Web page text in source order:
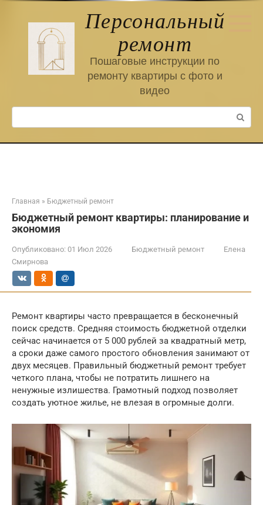
Персональный
ремонт
Пошаговые инструкции по
ремонту квартиры с фото и
видео
Поиск:
Главная » Бюджетный ремонт
Бюджетный ремонт квартиры: планирование и
экономия
Опубликовано: 01 Июл 2026 Бюджетный ремонт
Елена
Смирнова
Ремонт квартиры часто превращается в бесконечный
поиск средств. Средняя стоимость бюджетной отделки
сейчас начинается от 5 000 рублей за квадратный метр,
а сроки даже самого простого обновления занимают от
двух месяцев. Правильный бюджетный ремонт требует
четкого плана, чтобы не потратить лишнего на
ненужные излишества. Грамотный подход позволяет
создать уютное жилье, не влезая в огромные долги.